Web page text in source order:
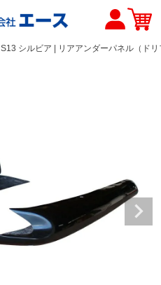
S13 シルビア | リアアンダーパネル（ド